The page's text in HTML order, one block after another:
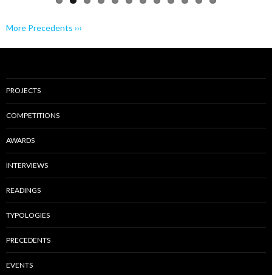
More Precedents ›››
PROJECTS
COMPETITIONS
AWARDS
INTERVIEWS
READINGS
TYPOLOGIES
PRECEDENTS
EVENTS